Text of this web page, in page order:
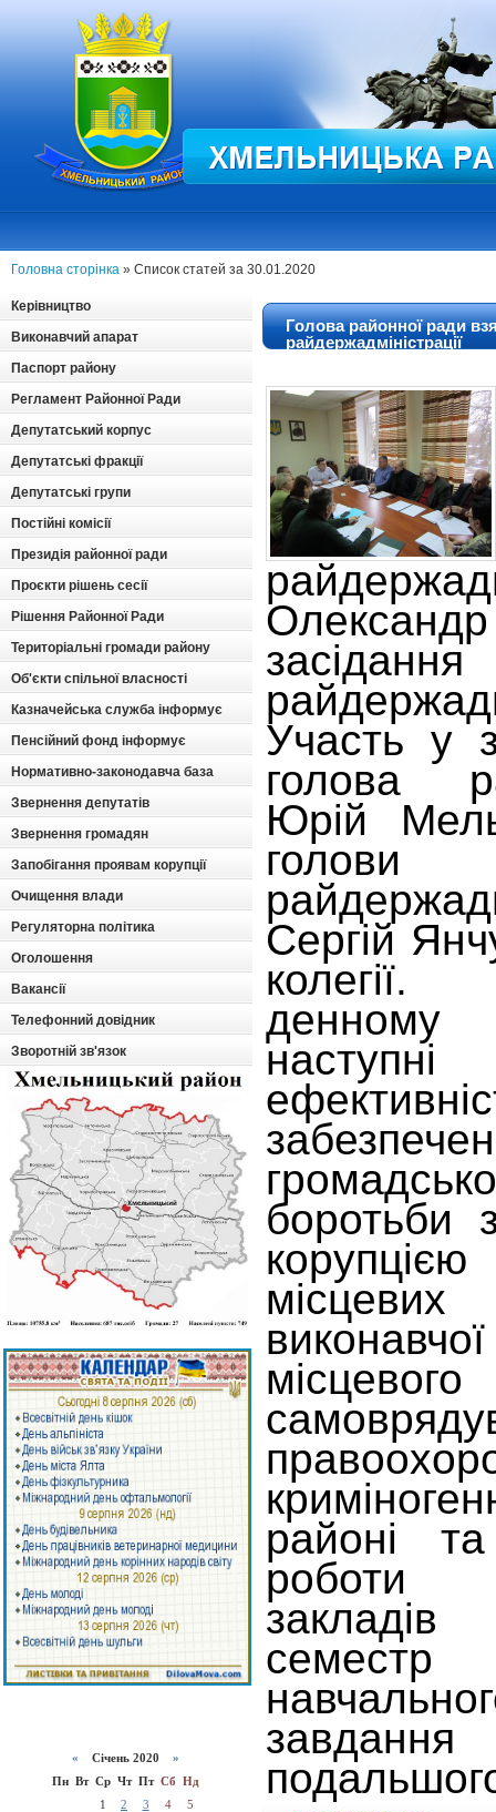
Головна сторінка » Список статей за 30.01.2020
Керівництво
Виконавчий апарат
Паспорт району
Регламент Районної Ради
Депутатський корпус
Депутатські фракції
Депутатські групи
Постійні комісії
Президія районної ради
Проєкти рішень сесії
Рішення Районної Ради
Територіальні громади району
Об'єкти спільної власності
Казначейська служба інформує
Пенсійний фонд інформує
Нормативно-законодавча база
Звернення депутатів
Звернення громадян
Запобігання проявам корупції
Очищення влади
Регуляторна політика
Оголошення
Вакансії
Телефонний довідник
Зворотній зв'язок
« Січень 2020 »
Пн Вт Ср Чт Пт Сб Нд
1
2 3 4
5
Голова районної ради
райдержадміністрації
Участь у
голова
Юрій
голови
Сергій
боротьби
місцевого
районі
роботи